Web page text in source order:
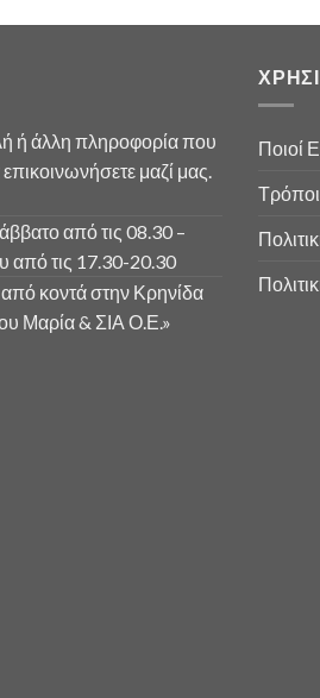
ή άλλη πληροφορία που
μαζί μας.
από τις 08.30 –
από τις 17.30-20.30
κοντά στην Κρηνίδα
Μαρία & ΣΙΑ Ο.Ε.»
Ποιοί